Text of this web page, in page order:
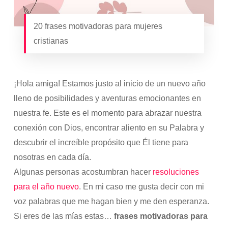
20 frases motivadoras para mujeres
cristianas
¡Hola amiga! Estamos justo al inicio de un nuevo año
lleno de posibilidades y aventuras emocionantes en
nuestra fe. Este es el momento para abrazar nuestra
conexión con Dios, encontrar aliento en su Palabra y
descubrir el increíble propósito que Él tiene para
nosotras en cada día.
Algunas personas acostumbran hacer resoluciones
para el año nuevo. En mi caso me gusta decir con mi
voz palabras que me hagan bien y me den esperanza.
Si eres de las mías estas… frases motivadoras para